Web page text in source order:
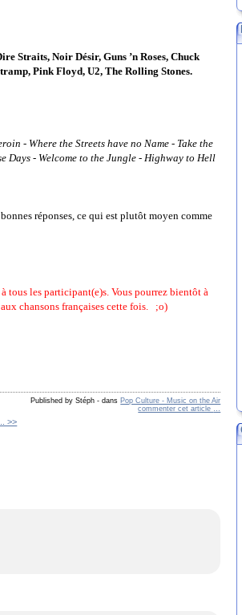
Straits, Noir Désir, Guns ’n Roses, Chuck
Pink Floyd, U2, The Rolling Stones.
- Where the Streets have no Name - Take the
Days - Welcome to the Jungle -Highway to Hell
réponses, ce qui est plutôt moyen comme
tous les participant(e)s. Vous pourrez bientôt à
chansons françaises cette fois. ;o)
Published by Stéph - dans Pop Culture - Music on the Air
commenter cet article …
>>